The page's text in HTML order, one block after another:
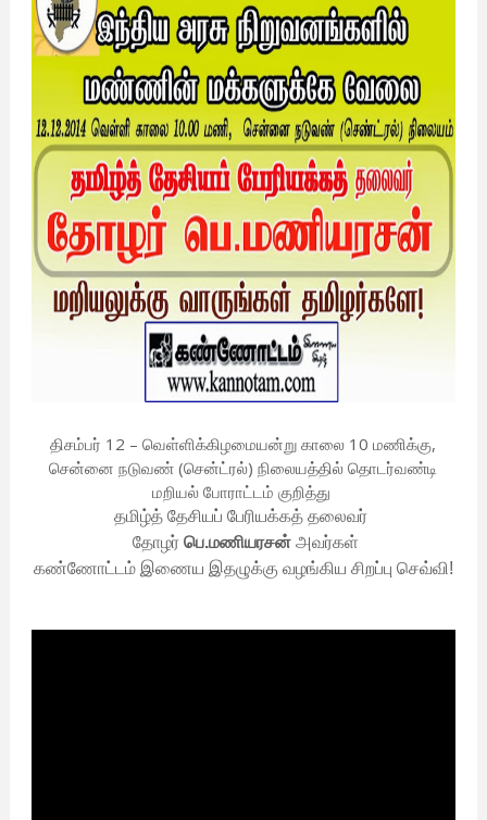
திசம்பர் 12 – வெள்ளிக்கிழமையன்று காலை 10 மணிக்கு,
சென்னை நடுவண் (சென்ட்ரல்) நிலையத்தில் தொடர்வண்டி
மறியல் போராட்டம் குறித்து
தமிழ்த் தேசியப் பேரியக்கத் தலைவர்
தோழர் பெ.மணியரசன்அவர்கள்
கண்ணோட்டம் இணைய இதழுக்கு வழங்கிய சிறப்பு செவ்வி!